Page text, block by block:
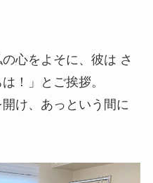
心をよそに、彼は さ
！」とご挨拶。
け、あっという間に